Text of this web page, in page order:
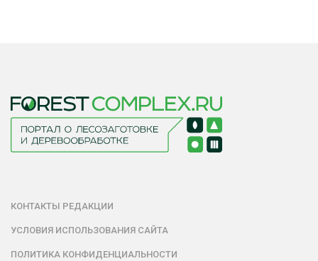
КОНТАКТЫ РЕДАКЦИИ
УСЛОВИЯ ИСПОЛЬЗОВАНИЯ САЙТА
ПОЛИТИКА КОНФИДЕНЦИАЛЬНОСТИ